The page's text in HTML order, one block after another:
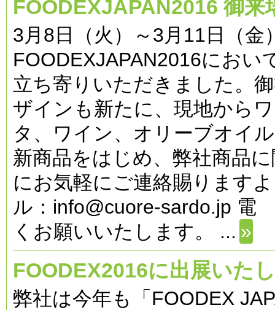
FOODEXJAPAN2016 御来
3月8日（火）～3月11日（金
FOODEXJAPAN2016にお
立ち寄りいただきました。
ザインも新たに、現地から
タ、ワイン、オリーブオイ
新商品をはじめ、弊社商品
にお気軽にご連絡賜ります
ル：info@cuore-sardo.jp 電
くお願いいたします。 ... »
FOODEX2016に出展いた
弊社は今年も「FOODEX